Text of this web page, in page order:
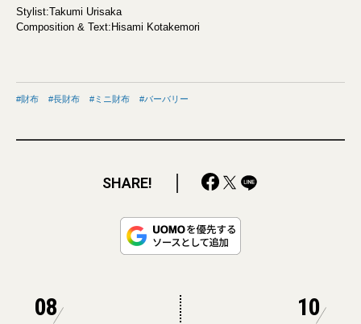
Stylist:Takumi Urisaka
Composition & Text:Hisami Kotakemori
財布 長財布 ミニ財布 バーバリー
SHARE!
08 10